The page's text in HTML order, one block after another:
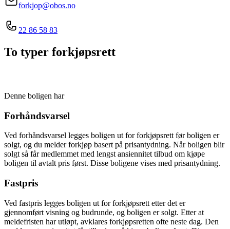
forkjop@obos.no
22 86 58 83
To typer forkjøpsrett
Denne boligen har
Forhåndsvarsel
Ved forhåndsvarsel legges boligen ut for forkjøpsrett før boligen er
solgt, og du melder forkjøp basert på prisantydning. Når boligen blir
solgt så får medlemmet med lengst ansiennitet tilbud om kjøpe
boligen til avtalt pris først. Disse boligene vises med prisantydning.
Fastpris
Ved fastpris legges boligen ut for forkjøpsrett etter det er
gjennomført visning og budrunde, og boligen er solgt. Etter at
meldefristen har utløpt, avklares forkjøpsretten ofte neste dag. Den